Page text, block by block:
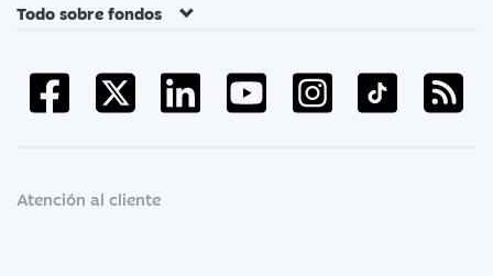
Todo sobre fondos
Atención al cliente